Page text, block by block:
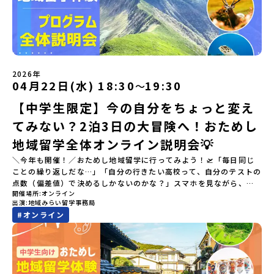
2026年
04月22日(水) 18:30〜19:30
【中学生限定】今の自分をちょっと変え
てみない？2泊3日の大冒険へ！おためし
地域留学全体オンライン説明会💡
＼今年も開催！／おためし地域留学に行ってみよう！🛫「毎日同じ
ことの繰り返しだな…」「自分の行きたい高校って、自分のテストの
点数（偏差値）で決めるしかないのかな？」スマホを見ながら、進
路にモヤモヤしているそこのあなたへ！👀テストの点数ではなく、
あなたの「ワクワク（＝自分軸）」で進路を選ぶ。そんな新しい選
択肢が、「地域みらい留学」です。「でも、いきなり知らない土地
の高校に進学するなんて不安…」そんな人のために、2泊3日で気軽
にプチ体験できる【おためし地域留学】の魅力を凝縮したオンライ
ン説明会のアーカイブ（録画）を公開中です！✨＼🔥ここがすごい！
🔥／おためし地域留学 3つのワクワク🔥🔥 ①スマホじゃわからない
開催場所 オンライン
出演 地域みらい留学事務局
#オンライン